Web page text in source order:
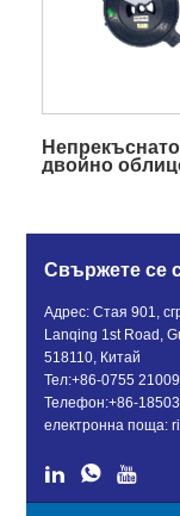
Непрекъснато
двойно
Свържете се
Адрес: Стая 901,
Lanqing 1st Road,
518110, Китай
Тел:+86-0755
Телефон:+86-
електронна поща: